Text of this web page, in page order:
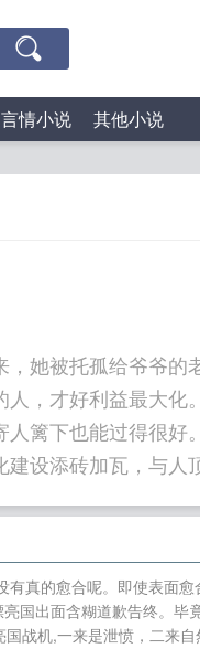
言情小说 其他小说
她被托孤给爷爷的
，才好利益最大化
篱下也能过得很好
设添砖加瓦，与人
【魔蝎小
女清澜皓月 八零年
和亲公主 九零之
游戏 闪婚后，落魄
真的愈合呢。即使表面
国出面含糊道歉告终。毕
战机,一来是泄愤，二来